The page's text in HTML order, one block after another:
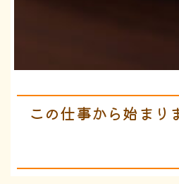
この仕事から始まり